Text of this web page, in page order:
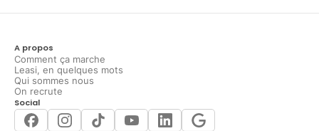
A propos
Comment ça marche
Leasi, en quelques mots
Qui sommes nous
On recrute
Social